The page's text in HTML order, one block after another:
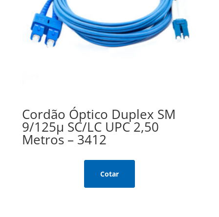
Cordão Óptico Duplex SM
9/125µ SC/LC UPC 2,50
Metros – 3412
Cotar